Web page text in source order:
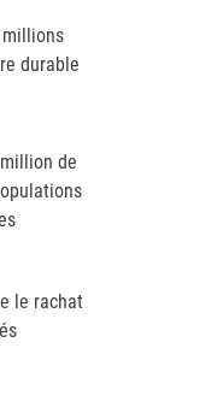
millions
durable
de
le rachat